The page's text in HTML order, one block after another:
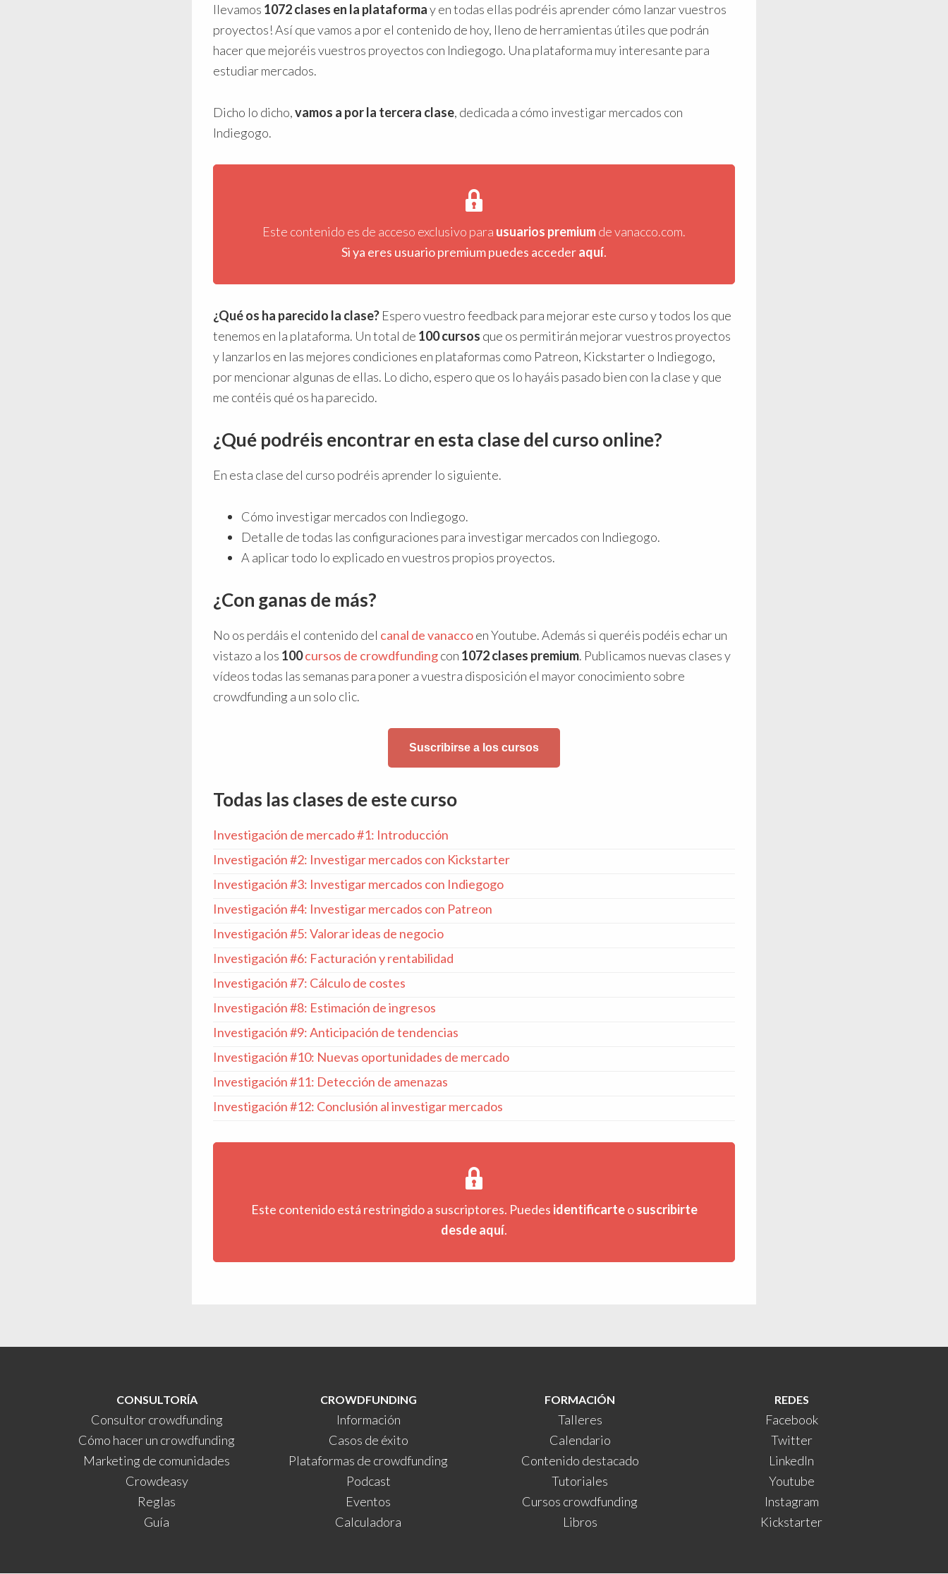
llevamos 1072 clases en la plataformay en todas ellas podréis aprender cómo lanzar vuestros
proyectos! Así que vamos a por el contenido de hoy, lleno de herramientas útiles que podrán
hacer que mejoréis vuestros proyectos con Indiegogo. Una plataforma muy interesante para
estudiar mercados.
Dicho lo dicho,vamos a por la tercera clase, dedicada a cómo investigar mercados con
Indiegogo.
Este contenido es de acceso exclusivo para usuarios premiumde vanacco.com.
Si ya eres usuario premium puedes accederaquí.
¿Qué os ha parecido la clase? Espero vuestro feedback para mejorar este curso y todos los que
tenemos en la plataforma. Un total de 100 cursos que os permitirán mejorar vuestros proyectos
y lanzarlos en las mejores condiciones en plataformas como Patreon, Kickstarter o Indiegogo,
por mencionar algunas de ellas. Lo dicho, espero que os lo hayáis pasado bien con la clase y que
me contéis qué os ha parecido.
¿Qué podréis encontrar en esta clase del curso online?
En esta clase del curso podréis aprender lo siguiente.
Cómo investigar mercados con Indiegogo.
Detalle de todas las configuraciones para investigar mercados con Indiegogo.
A aplicar todo lo explicado en vuestros propios proyectos.
¿Con ganas de más?
No os perdáis el contenido del canal de vanaccoen Youtube. Además si queréis podéis echar un
vistazo a los 100cursos de crowdfundingcon 1072 clases premium. Publicamos nuevas clases y
vídeos todas las semanas para poner a vuestra disposición el mayor conocimiento sobre
crowdfunding a un solo clic.
Suscribirse a los cursos
Todas las clases de este curso
Investigación de mercado #1: Introducción
Investigación #2: Investigar mercados con Kickstarter
Investigación #3: Investigar mercados con Indiegogo
Investigación #4: Investigar mercados con Patreon
Investigación #5: Valorar ideas de negocio
Investigación #6: Facturación y rentabilidad
Investigación #7: Cálculo de costes
Investigación #8: Estimación de ingresos
Investigación #9: Anticipación de tendencias
Investigación #10: Nuevas oportunidades de mercado
Investigación #11: Detección de amenazas
Investigación #12: Conclusión al investigar mercados
Este contenido está restringido a suscriptores. Puedes identificarteosuscribirte
desde aquí.
CONSULTORÍA
Consultor crowdfunding
Cómo hacer un crowdfunding
Marketing de comunidades
Crowdeasy
Reglas
Guía
CROWDFUNDING
Información
Casos de éxito
Plataformas de crowdfunding
Podcast
Eventos
Calculadora
FORMACIÓN
Talleres
Calendario
Contenido destacado
Tutoriales
Cursos crowdfunding
Libros
REDES
Facebook
Twitter
LinkedIn
Youtube
Instagram
Kickstarter